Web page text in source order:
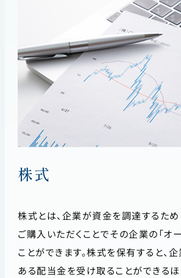
株式
株式とは、企業が資金を調達するため
ご購入いただくことでその企業の「オ
ことができます。株式を保有すると、
ある配当金を受け取ることができる